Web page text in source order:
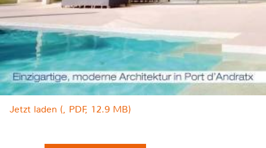
Jetzt laden (, PDF, 12.9 MB)